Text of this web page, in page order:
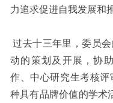
力追求促进自我发展和
过去十三年里，委员
动的策划及开展，协
作、中心研究生考核
种具有品牌价值的学术